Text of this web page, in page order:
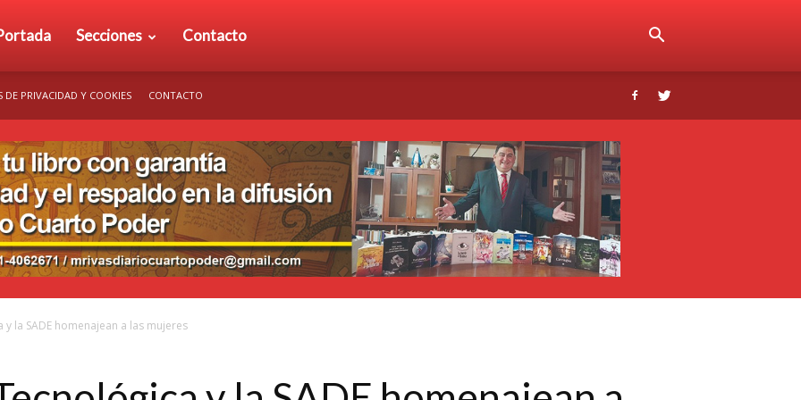
Secciones Contacto
DE PRIVACIDAD Y COOKIES CONTACTO
la SADE homenajean a las mujeres